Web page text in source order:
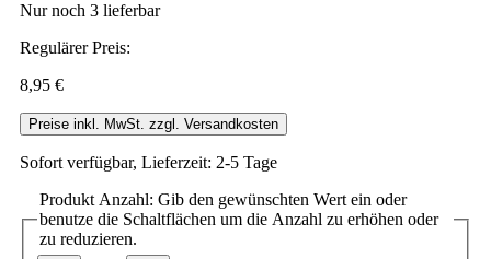
Nur noch 3 lieferbar
Regulärer Preis:
8,95 €
Preise inkl. MwSt. zzgl. Versandkosten
Sofort verfügbar, Lieferzeit: 2-5 Tage
Produkt Anzahl: Gib den gewünschten Wert ein oder
benutze die Schaltflächen um die Anzahl zu erhöhen oder
zu reduzieren.